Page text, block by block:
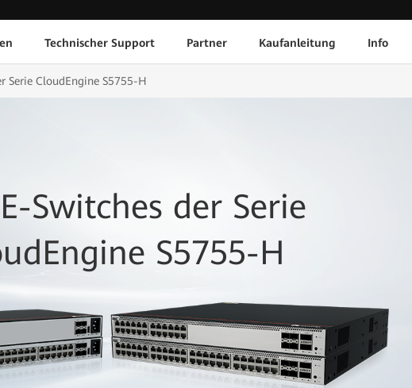
Technischer Support Partner Kaufanleitung Info
Serie CloudEngine S5755-H
Switches der Serie
S5755-H